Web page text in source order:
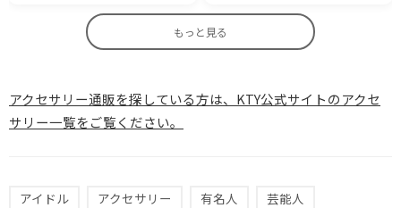
もっと見る
アクセサリー通販を探している方は、KTY公式サイトのアクセ
サリー一覧をご覧ください。
アイドル アクセサリー 有名人 芸能人